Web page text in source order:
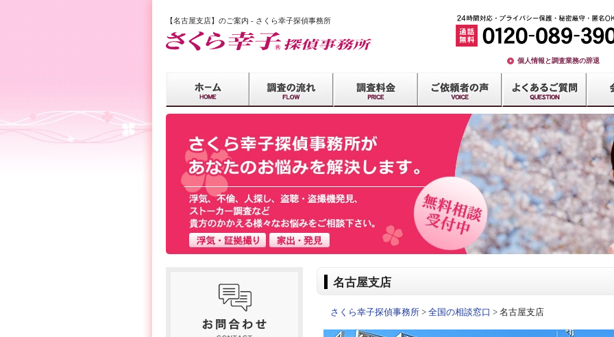
【名古屋支店】のご案内 - さくら幸子探偵事務所
個人情報と調査業務の辞退
名古屋支店
さくら幸子探偵事務所 > 全国の相談窓口 > 名古屋支店